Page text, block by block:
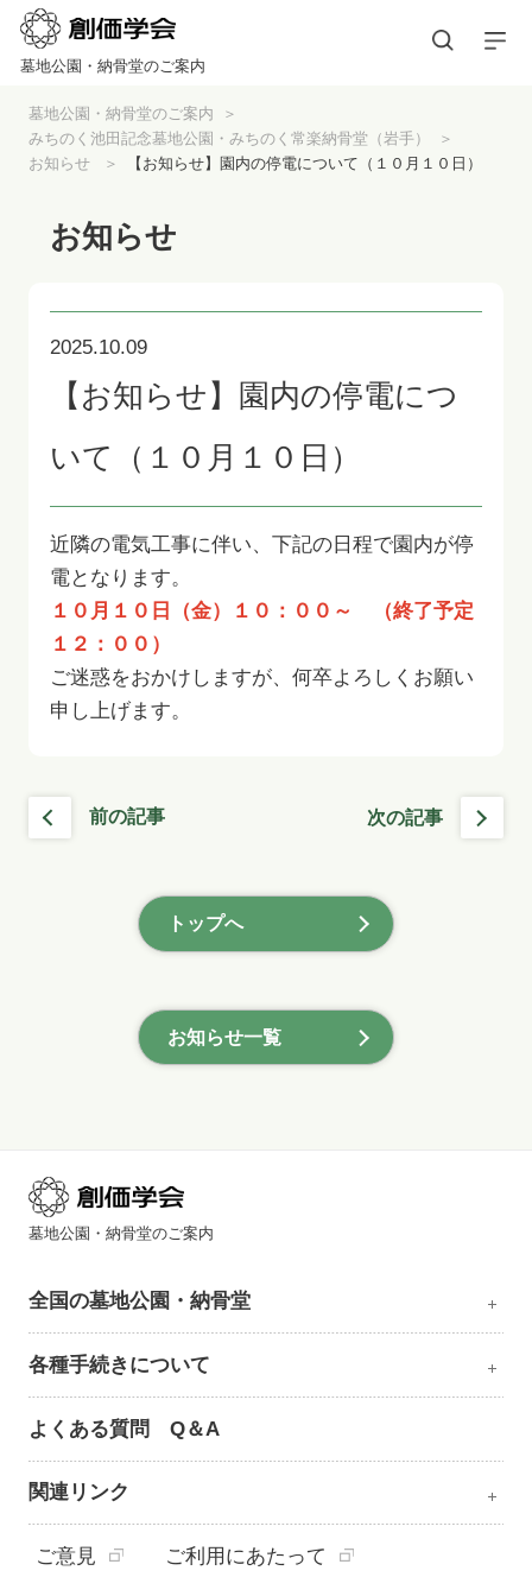
墓地公園・納骨堂のご案内
墓地公園・納骨堂のご案内
みちのく池田記念墓地公園・みちのく常楽納骨堂（岩手）
お知らせ
【お知らせ】園内の停電について（１０月１０日）
お知らせ
2025.10.09
【お知らせ】園内の停電につ
いて（１０月１０日）
近隣の電気工事に伴い、下記の日程で園内が停
電となります。
１０月１０日（金）１０：００～ （終了予定
１２：００）
ご迷惑をおかけしますが、何卒よろしくお願い
申し上げます。
前の記事 次の記事
トップへ
お知らせ一覧
墓地公園・納骨堂のご案内
全国の墓地公園・納骨堂
各種手続きについて
よくある質問 Q＆A
関連リンク
ご意見 ご利用にあたって